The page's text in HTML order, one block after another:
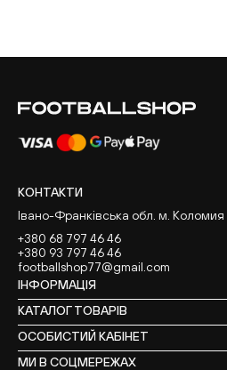
КОНТАКТИ
Івано-Франківська обл. м. Коломия
+380 68 797 46 46
+380 93 797 46 46
footballshop77@gmail.com
ІНФОРМАЦІЯ
КАТАЛОГ ТОВАРІВ
ОСОБИСТИЙ КАБІНЕТ
МИ В СОЦМЕРЕЖАХ